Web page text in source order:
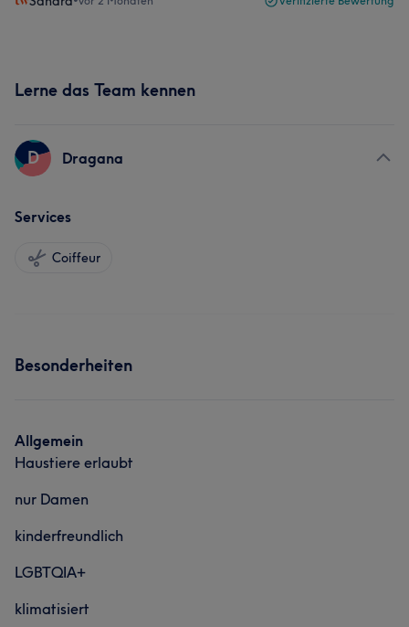
Lerne das Team kennen
D Dragana
Services
Coiffeur
Besonderheiten
Allgemein
Haustiere erlaubt
nur Damen
kinderfreundlich
LGBTQIA+
klimatisiert